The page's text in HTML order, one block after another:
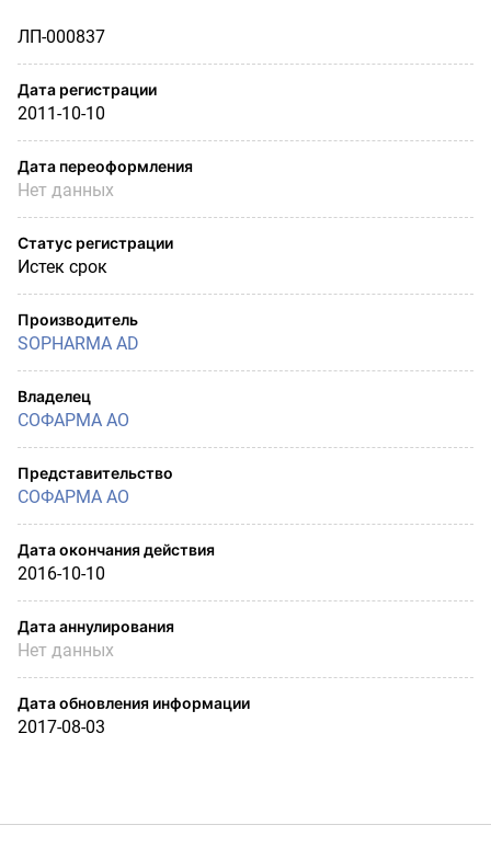
ЛП-000837
Дата регистрации
2011-10-10
Дата переоформления
Нет данных
Статус регистрации
Истек срок
Производитель
SOPHARMA AD
Владелец
СОФАРМА АО
Представительство
СОФАРМА АО
Дата окончания действия
2016-10-10
Дата аннулирования
Нет данных
Дата обновления информации
2017-08-03